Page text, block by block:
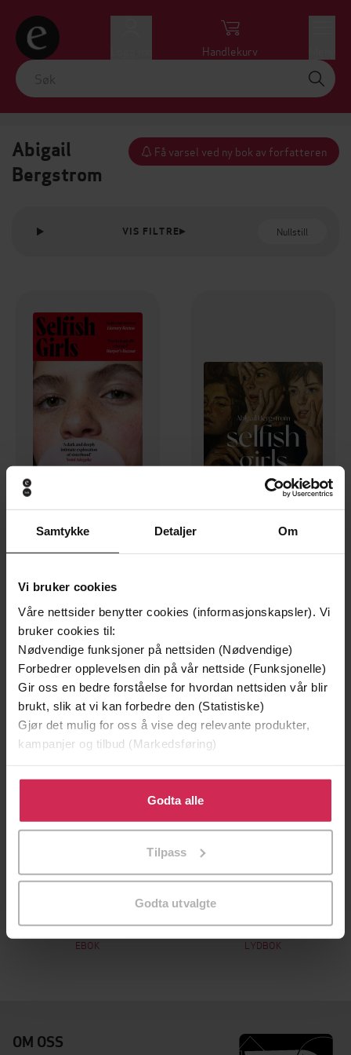
Samtykke Detaljer Om
Vi bruker cookies
Våre nettsider benytter cookies (informasjonskapsler). Vi
bruker cookies til:
Nødvendige funksjoner på nettsiden (Nødvendige)
Forbedrer opplevelsen din på vår nettside (Funksjonelle)
Gir oss en bedre forståelse for hvordan nettsiden vår blir
brukt, slik at vi kan forbedre den (Statistiske)
Gjør det mulig for oss å vise deg relevante produkter,
kampanjer og tilbud (Markedsføring)
Klikk på «Godta alle» for å gi oss ditt samtykke til å
bruke cookies for alle disse formålene. Du kan også
tilpasse ditt samtykke til spesifikke formål ved å klikke
Godta alle
Tilpass
Godta utvalgte
Handlekurv
Abigail
Bergstrom
Få varsel ved ny bok av forfatteren
VIS FILTRE Nullstill
118,-
EBOK
296,-
118,-
Abigail Bergstrom
EBOK
236,-
Abigail Bergstrom
LYDBOK
OM OSS